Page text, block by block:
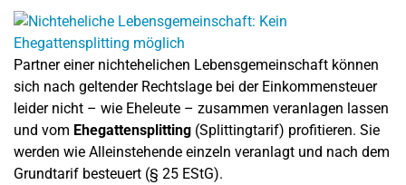
Partner einer nichtehelichen Lebensgemeinschaft können
sich nach geltender Rechtslage bei der Einkommensteuer
leider nicht – wie Eheleute – zusammen veranlagen lassen
und vom Ehegattensplitting (Splittingtarif) profitieren. Sie
werden wie Alleinstehende einzeln veranlagt und nach dem
Grundtarif besteuert (§ 25 EStG).